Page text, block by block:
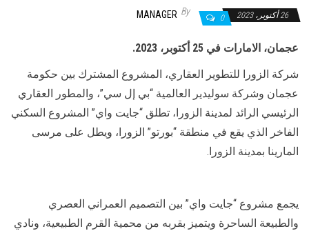
26 أكتوبر، 2023 0
By
MANAGER
عجمان، الامارات في 25 أكتوبر، 2023.
شركة الزورا للتطوير العقاري، المشروع المشترك بين حكومة
عجمان وشركة سوليدير العالمية “بي إل سي”، والمطور العقاري
الرئيسي الرائد لمدينة الزورا، تطلق “جايت واي” المشروع السكني
الفاخر الذي يقع في منطقة “بورتو” الزورا، ويطل على مرسى
المارينا بمدينة الزورا.
يجمع مشروع “جايت واي” بين التصميم العمراني العصري
والطبيعة الساحرة ويتميز بقربه من محمية القرم الطبيعية، ونادي